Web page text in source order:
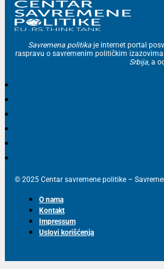
Savremena politika je internet portal
raspravu o savremenim političkim
Srbija, a
© 2025 Centar savremene politike –
O nama
Kontakt
Impressum
Uslovi korišćenja